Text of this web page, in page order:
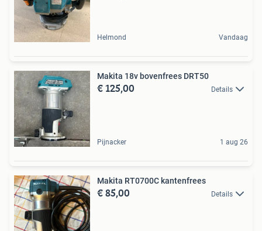
Helmond Vandaag
Makita 18v bovenfrees DRT50
€ 125,00 Details
Pijnacker 1 aug 26
Makita RT0700C kantenfrees
€ 85,00 Details